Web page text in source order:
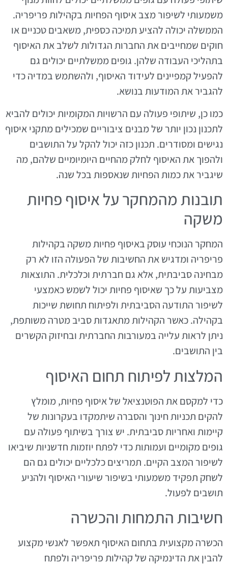
משמעותי לשיפור מצב איסוף הפחיות בקהילות פריפריה.
הממשלה יכולה להציע תמיכה כספית, משאבים טכניים או
חוקים שמחייבים את החברות הגדולות לשלב את האיסוף
בתהליכי העבודה שלהן. גופים ממשלתיים יכולים גם
להפעיל קמפיינים לעידוד האיסוף, ולהשתמש במדיה כדי
להגביר את המודעות בנושא.
כמו כן, שיתופי פעולה עם הרשויות המקומיות יכולים להביא
לתכנון נכון יותר של מבנים ציבוריים שמכילים מתקני איסוף
נגישים ומסודרים. תכנון כזה יכול להקל על התושבים
ולהפוך את האיסוף לחלק מהחיים היומיומיים שלהם, מה
שיגביר את כמות הפחיות שנאספות בכל שנה.
תובנות מהמחקר על איסוף פחיות
משקה
המחקר הנוכחי עוסק באיסוף פחיות משקה בקהילות
פריפריה ומדגיש את החשיבות של הפעולה הזו לא רק
מבחינה סביבתית, אלא גם חברתית וכלכלית. התוצאות
מצביעות על כך שאיסוף פחיות יכול לשמש כאמצעי
לשיפור התודעה הסביבתית ולפיתוח תחושת שייכות
בקהילה. כאשר הקהילות מתאגדות סביב מטרה משותפת,
ניתן לראות עלייה במעורבות החברתית ובחיזוק הקשרים
בין התושבים.
המלצות לפיתוח תחום האיסוף
כדי למקסם את הפוטנציאל של איסוף פחיות, מומלץ
להקים תכניות חינוך והסברה שיתמקדו בעקרונות של
קיימות ואחריות סביבתית. יש צורך בשיתוף פעולה עם
גופים מקומיים ועמותות כדי לפתח יוזמות חדשניות שיביאו
לשיפור המצב הקיים. תמריצים כלכליים יכולים גם הם
לשחק תפקיד משמעותי בשיפור שיעורי האיסוף ולהניע
תושבים לפעול.
חשיבות התמחות והכשרה
הכשרה מקצועית בתחום האיסוף תאפשר לאנשי מקצוע
להבין את הדינמיקה של קהילות פריפריה ולפתח